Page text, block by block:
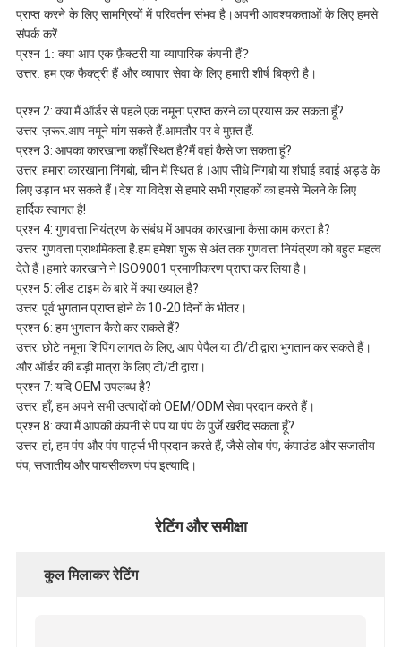
प्राप्त करने के लिए सामग्रियों में परिवर्तन संभव है।अपनी आवश्यकताओं के लिए हमसे
संपर्क करें.
प्रश्न 1: क्या आप एक फ़ैक्टरी या व्यापारिक कंपनी हैं?
उत्तर: हम एक फैक्ट्री हैं और व्यापार सेवा के लिए हमारी शीर्ष बिक्री है।
प्रश्न 2: क्या मैं ऑर्डर से पहले एक नमूना प्राप्त करने का प्रयास कर सकता हूँ?
उत्तर: ज़रूर.आप नमूने मांग सकते हैं.आमतौर पर वे मुफ़्त हैं.
प्रश्न 3: आपका कारखाना कहाँ स्थित है?मैं वहां कैसे जा सकता हूं?
उत्तर: हमारा कारखाना निंगबो, चीन में स्थित है।आप सीधे निंगबो या शंघाई हवाई अड्डे के
लिए उड़ान भर सकते हैं।देश या विदेश से हमारे सभी ग्राहकों का हमसे मिलने के लिए
हार्दिक स्वागत है!
प्रश्न 4: गुणवत्ता नियंत्रण के संबंध में आपका कारखाना कैसा काम करता है?
उत्तर: गुणवत्ता प्राथमिकता है.हम हमेशा शुरू से अंत तक गुणवत्ता नियंत्रण को बहुत महत्व
देते हैं।हमारे कारखाने ने ISO9001 प्रमाणीकरण प्राप्त कर लिया है।
प्रश्न 5: लीड टाइम के बारे में क्या ख्याल है?
उत्तर: पूर्व भुगतान प्राप्त होने के 10-20 दिनों के भीतर।
प्रश्न 6: हम भुगतान कैसे कर सकते हैं?
उत्तर: छोटे नमूना शिपिंग लागत के लिए, आप पेपैल या टी/टी द्वारा भुगतान कर सकते हैं।
और ऑर्डर की बड़ी मात्रा के लिए टी/टी द्वारा।
प्रश्न 7: यदि OEM उपलब्ध है?
उत्तर: हाँ, हम अपने सभी उत्पादों को OEM/ODM सेवा प्रदान करते हैं।
प्रश्न 8: क्या मैं आपकी कंपनी से पंप या पंप के पुर्जे खरीद सकता हूँ?
उत्तर: हां, हम पंप और पंप पार्ट्स भी प्रदान करते हैं, जैसे लोब पंप, कंपाउंड और सजातीय
पंप, सजातीय और पायसीकरण पंप इत्यादि।
रेटिंग और समीक्षा
कुल मिलाकर रेटिंग